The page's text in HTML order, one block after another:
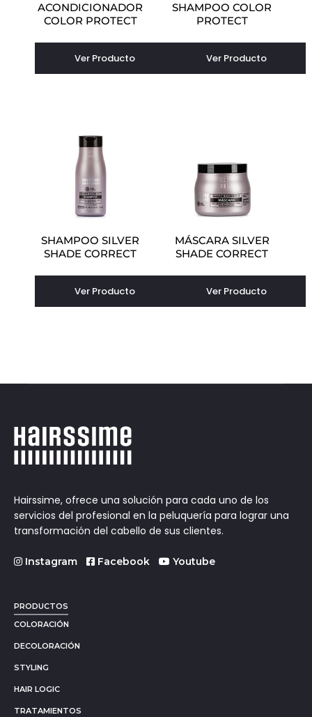
ACONDICIONADOR
COLOR PROTECT
Ver Producto
SHAMPOO COLOR
PROTECT
Ver Producto
SHAMPOO SILVER
SHADE CORRECT
Ver Producto
MÁSCARA SILVER
SHADE CORRECT
Ver Producto
Hairssime, ofrece una solución para cada uno de los
servicios del profesional en la peluquería para lograr una
transformación del cabello de sus clientes.
Instagram Facebook Youtube
PRODUCTOS
COLORACIÓN
DECOLORACIÓN
STYLING
HAIR LOGIC
TRATAMIENTOS